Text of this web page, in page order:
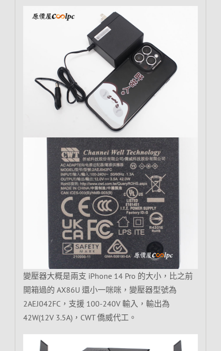
變壓器大概是兩支 iPhone 14 Pro 的大小，比之前
開箱過的 AX86U 還小一咪咪，變壓器型號為
2AEJ042FC，支援 100-240V 輸入，輸出為
42W(12V 3.5A)，CWT 僑威代工。